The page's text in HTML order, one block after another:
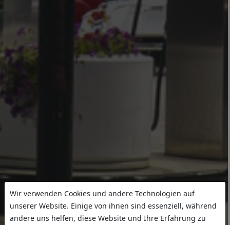
Wir verwenden Cookies und andere Technologien auf
unserer Website. Einige von ihnen sind essenziell, während
andere uns helfen, diese Website und Ihre Erfahrung zu